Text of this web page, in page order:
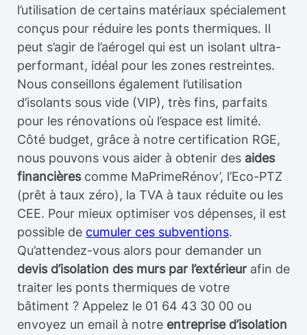
l’utilisation de certains matériaux spécialement
conçus pour réduire les ponts thermiques. Il
peut s’agir de l’aérogel qui est un isolant ultra-
performant, idéal pour les zones restreintes.
Nous conseillons également l’utilisation
d’isolants sous vide (VIP), très fins, parfaits
pour les rénovations où l’espace est limité.
Côté budget, grâce à notre certification RGE,
nous pouvons vous aider à obtenir des aides
financièrescomme MaPrimeRénov’, l’Eco-PTZ
(prêt à taux zéro), la TVA à taux réduite ou les
CEE. Pour mieux optimiser vos dépenses, il est
possible de cumuler ces subventions.
Qu’attendez-vous alors pour demander un
devis d’isolation des murs par l’extérieur afin de
traiter les ponts thermiques de votre
bâtiment ? Appelez le 01 64 43 30 00 ou
envoyez un email à notre entreprise d’isolation